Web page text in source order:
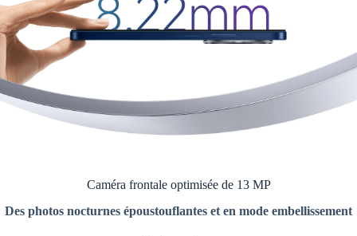
Caméra frontale optimisée de 13 MP
Des photos nocturnes époustouflantes et en mode embellissement